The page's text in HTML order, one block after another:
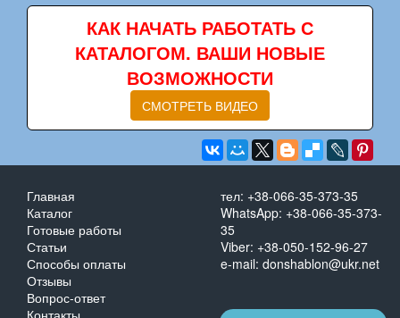
КАК НАЧАТЬ РАБОТАТЬ С
КАТАЛОГОМ. ВАШИ НОВЫЕ
ВОЗМОЖНОСТИ
СМОТРЕТЬ ВИДЕО
Главная
Каталог
Готовые работы
Статьи
Способы оплаты
Отзывы
Вопрос-ответ
тел: +38-066-35-373-35
WhatsApp: +38-066-35-373-
35
Viber: +38-050-152-96-27
e-mail: donshablon@ukr.net